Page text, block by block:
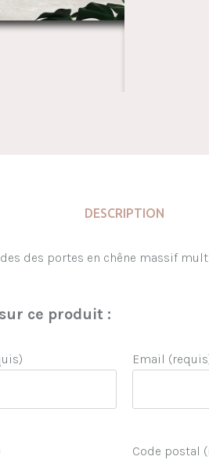
DESCRIPTION
des portes en chêne massif
ce produit :
Email
Code postal